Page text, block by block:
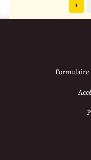
1
Formulaire